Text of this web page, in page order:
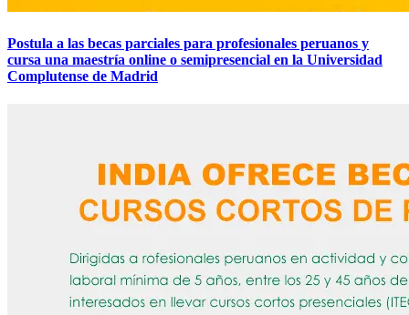
Postula a las becas parciales para profesionales peruanos y
cursa una maestría online o semipresencial en la Universidad
Complutense de Madrid